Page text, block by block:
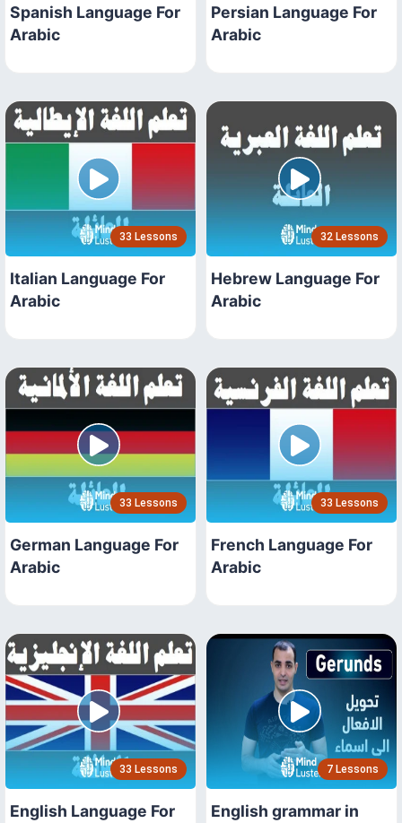
Spanish Language For
Arabic
Persian Language For
Arabic
33 Lessons
Italian Language For
Arabic
32 Lessons
Hebrew Language For
Arabic
33 Lessons
German Language For
Arabic
33 Lessons
French Language For
Arabic
33 Lessons
English Language For
7 Lessons
English grammar in